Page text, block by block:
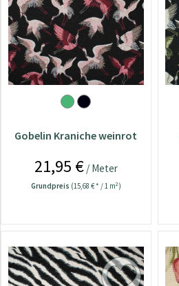
Gobelin Kraniche weinrot
21,95 €/ Meter
Grundpreis (15,68 € * / 1 m²)